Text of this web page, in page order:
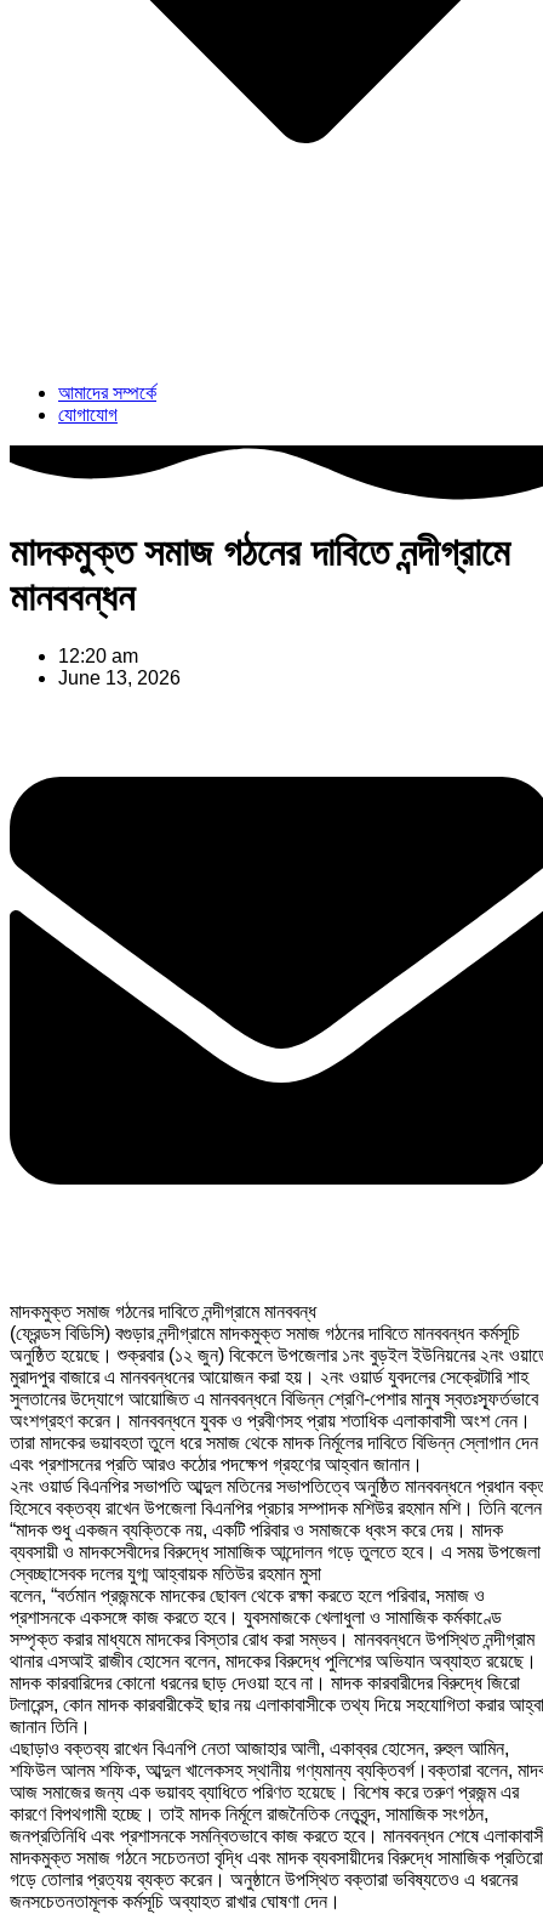
আমাদের সম্পর্কে
যোগাযোগ
মাদকমুক্ত সমাজ গঠনের দাবিতে নন্দীগ্রামে
মানববন্ধন
12:20 am
June 13, 2026
মাদকমুক্ত সমাজ গঠনের দাবিতে নন্দীগ্রামে মানববন্ধ
(ফ্রেন্ডস বিডিসি) বগুড়ার নন্দীগ্রামে মাদকমুক্ত সমাজ গঠনের দাবিতে মানববন্ধন কর্মসূচি
অনুষ্ঠিত হয়েছে। শুক্রবার (১২ জুন) বিকেলে উপজেলার ১নং বুড়ইল ইউনিয়নের ২নং
মুরাদপুর বাজারে এ মানববন্ধনের আয়োজন করা হয়। ২নং ওয়ার্ড যুবদলের সেক্রেটারি শাহ
সুলতানের উদ্যোগে আয়োজিত এ মানববন্ধনে বিভিন্ন শ্রেণি-পেশার মানুষ স্বতঃস্ফূর্তভাবে
অংশগ্রহণ করেন। মানববন্ধনে যুবক ও প্রবীণসহ প্রায় শতাধিক এলাকাবাসী অংশ নেন।
তারা মাদকের ভয়াবহতা তুলে ধরে সমাজ থেকে মাদক নির্মূলের দাবিতে বিভিন্ন স্লোগান দেন
এবং প্রশাসনের প্রতি আরও কঠোর পদক্ষেপ গ্রহণের আহ্বান জানান।
২নং ওয়ার্ড বিএনপির সভাপতি আব্দুল মতিনের সভাপতিত্বে অনুষ্ঠিত মানববন্ধনে প্রধান
হিসেবে বক্তব্য রাখেন উপজেলা বিএনপির প্রচার সম্পাদক মশিউর রহমান মশি। তিনি
“মাদক শুধু একজন ব্যক্তিকে নয়, একটি পরিবার ও সমাজকে ধ্বংস করে দেয়। মাদক
ব্যবসায়ী ও মাদকসেবীদের বিরুদ্ধে সামাজিক আন্দোলন গড়ে তুলতে হবে। এ সময় উপজেলা
স্বেচ্ছাসেবক দলের যুগ্ম আহ্বায়ক মতিউর রহমান মুসা
বলেন, “বর্তমান প্রজন্মকে মাদকের ছোবল থেকে রক্ষা করতে হলে পরিবার, সমাজ ও
প্রশাসনকে একসঙ্গে কাজ করতে হবে। যুবসমাজকে খেলাধুলা ও সামাজিক কর্মকাণ্ডে
সম্পৃক্ত করার মাধ্যমে মাদকের বিস্তার রোধ করা সম্ভব। মানববন্ধনে উপস্থিত নন্দীগ্রাম
থানার এসআই রাজীব হোসেন বলেন, মাদকের বিরুদ্ধে পুলিশের অভিযান অব্যাহত রয়েছে।
মাদক কারবারিদের কোনো ধরনের ছাড় দেওয়া হবে না। মাদক কারবারীদের বিরুদ্ধে জিরো
টলারেন্স, কোন মাদক কারবারীকেই ছার নয় এলাকাবাসীকে তথ্য দিয়ে সহযোগিতা করার
জানান তিনি।
এছাড়াও বক্তব্য রাখেন বিএনপি নেতা আজাহার আলী, একাব্বর হোসেন, রুহুল আমিন,
শফিউল আলম শফিক, আব্দুল খালেকসহ স্থানীয় গণ্যমান্য ব্যক্তিবর্গ।বক্তারা বলেন,
আজ সমাজের জন্য এক ভয়াবহ ব্যাধিতে পরিণত হয়েছে। বিশেষ করে তরুণ প্রজন্ম এর
কারণে বিপথগামী হচ্ছে। তাই মাদক নির্মূলে রাজনৈতিক নেতৃবৃন্দ, সামাজিক সংগঠন,
জনপ্রতিনিধি এবং প্রশাসনকে সমন্বিতভাবে কাজ করতে হবে। মানববন্ধন শেষে
মাদকমুক্ত সমাজ গঠনে সচেতনতা বৃদ্ধি এবং মাদক ব্যবসায়ীদের বিরুদ্ধে সামাজিক
গড়ে তোলার প্রত্যয় ব্যক্ত করেন। অনুষ্ঠানে উপস্থিত বক্তারা ভবিষ্যতেও এ ধরনের
জনসচেতনতামূলক কর্মসূচি অব্যাহত রাখার ঘোষণা দেন।